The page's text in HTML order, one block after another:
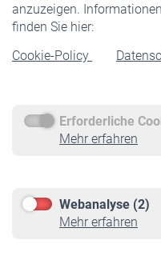
anzuzeigen.
finden Sie hier:
Cookie-Policy
Erforderliche
Mehr erfahren
Webanalyse (2)
Mehr erfahren
Rentner
Rentenbeginn
Rente beantragen
Service
Informationen
Online-Rechner
VBLnewsletter